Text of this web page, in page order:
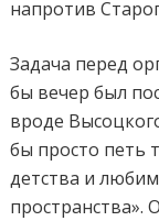
напротив
Задача перед
бы вечер был
вроде
бы просто петь
детства и